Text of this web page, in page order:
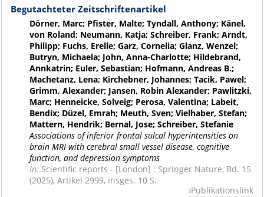
Begutachteter Zeitschriftenartikel
Dörner, Marc; Pfister, Malte; Tyndall, Anthony; Känel,
von Roland; Neumann, Katja; Schreiber, Frank; Arndt,
Philipp; Fuchs, Erelle; Garz, Cornelia; Glanz, Wenzel;
Butryn, Michaela; John, Anna-Charlotte; Hildebrand,
Annkatrin; Euler, Sebastian; Hofmann, Andreas B.;
Machetanz, Lena; Kirchebner, Johannes; Tacik, Pawel;
Grimm, Alexander; Jansen, Robin Alexander; Pawlitzki,
Marc; Henneicke, Solveig; Perosa, Valentina; Labeit,
Bendix; Düzel, Emrah; Meuth, Sven; Vielhaber, Stefan;
Mattern, Hendrik; Bernal, Jose; Schreiber, Stefanie
Associations of inferior frontal sulcal hyperintensities on
brain MRI with cerebral small vessel disease, cognitive
function, and depression symptoms
In: Scientific reports - [London] : Springer Nature, Bd. 15
(2025), Artikel 2999, insges. 10 S.
Publikationslink